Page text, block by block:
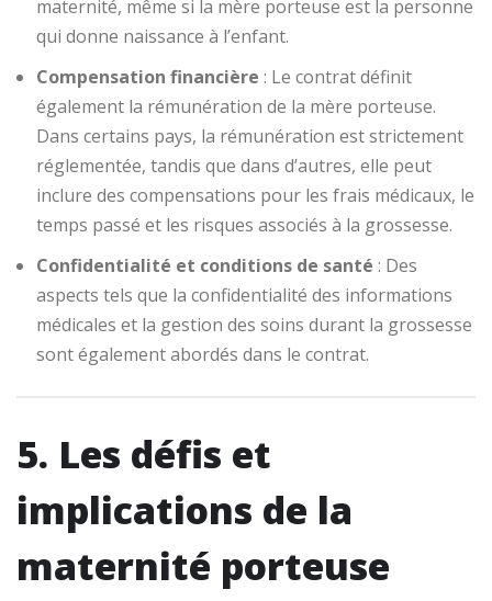
maternité, même si la mère porteuse est la personne
qui donne naissance à l’enfant.
Compensation financière : Le contrat définit
également la rémunération de la mère porteuse.
Dans certains pays, la rémunération est strictement
réglementée, tandis que dans d’autres, elle peut
inclure des compensations pour les frais médicaux, le
temps passé et les risques associés à la grossesse.
Confidentialité et conditions de santé : Des
aspects tels que la confidentialité des informations
médicales et la gestion des soins durant la grossesse
sont également abordés dans le contrat.
5. Les défis et
implications de la
maternité porteuse